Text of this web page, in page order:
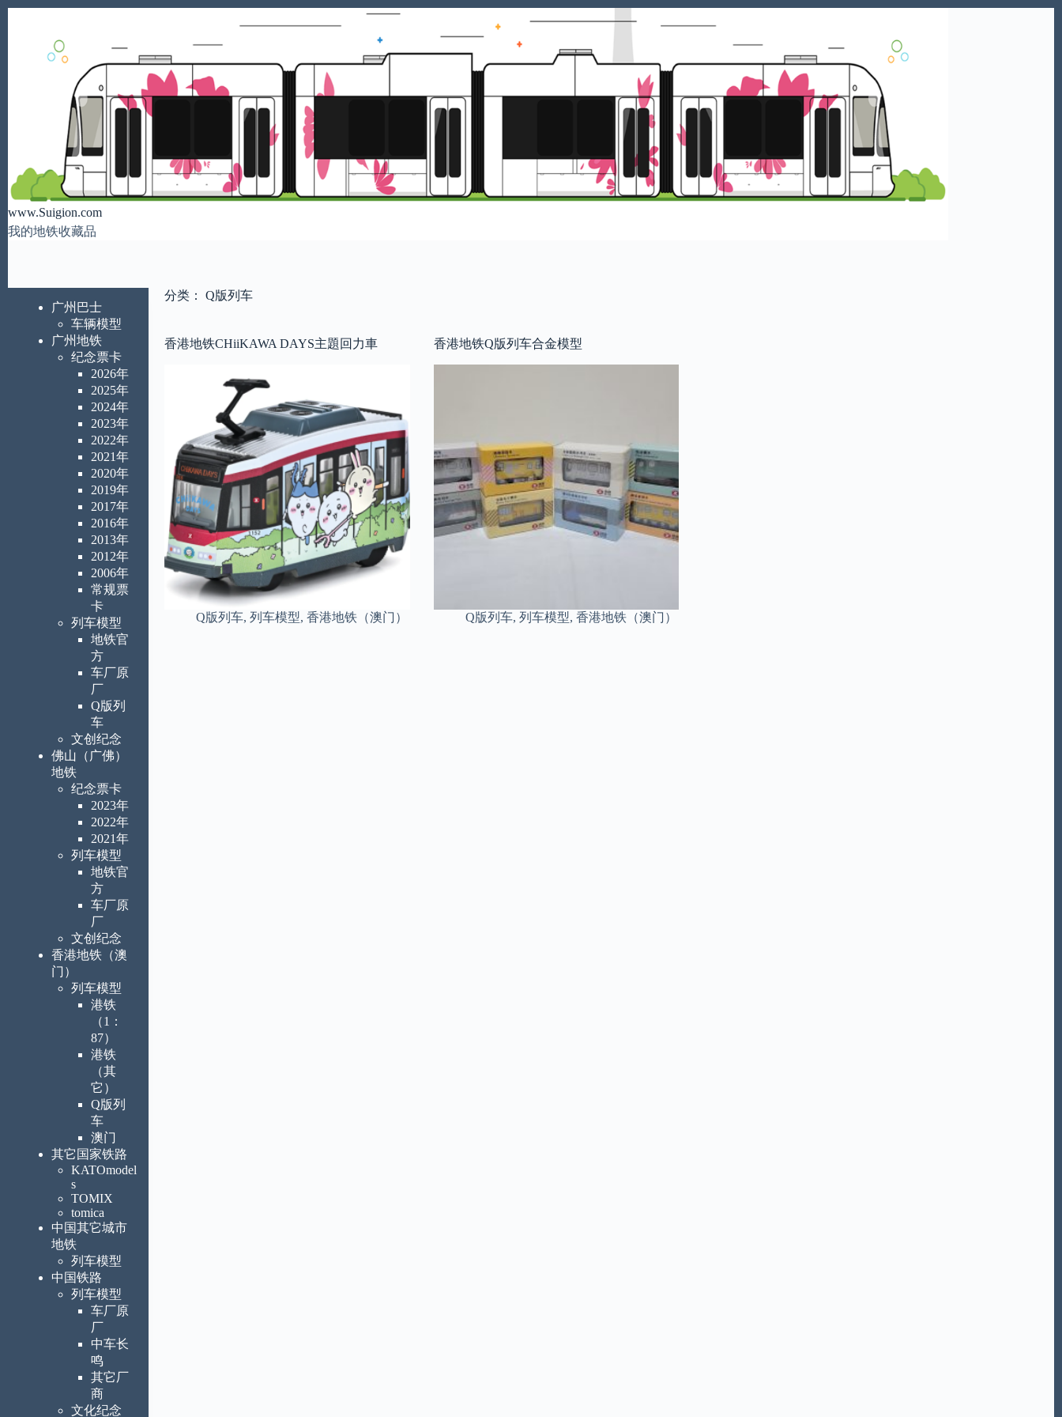
www.Suigion.com
我的地铁收藏品
分类： Q版列车
香港地铁CHiiKAWA DAYS主題回力車
Q版列车,列车模型,香港地铁（澳门）
香港地铁Q版列车合金模型
Q版列车, 列车模型, 香港地铁（澳门）
广州巴士
车辆模型
广州地铁
纪念票卡
2026年
2025年
2024年
2023年
2022年
2021年
2020年
2019年
2017年
2016年
2013年
2012年
2006年
常规票
卡
列车模型
地铁官
方
车厂原
厂
Q版列
车
文创纪念
佛山（广佛）
地铁
纪念票卡
2023年
2022年
2021年
列车模型
地铁官
方
车厂原
厂
文创纪念
香港地铁（澳
门）
列车模型
港铁
（1：
87）
港铁
（其
它）
Q版列
车
澳门
其它国家铁路
KATOmodel
s
TOMIX
tomica
中国其它城市
地铁
列车模型
中国铁路
列车模型
车厂原
厂
中车长
鸣
其它厂
商
文化纪念